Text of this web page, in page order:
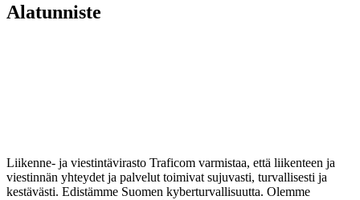
Alatunniste
Liikenne- ja viestintävirasto Traficom varmistaa, että liikenteen ja
viestinnän yhteydet ja palvelut toimivat sujuvasti, turvallisesti ja
kestävästi. Edistämme Suomen kyberturvallisuutta. Olemme